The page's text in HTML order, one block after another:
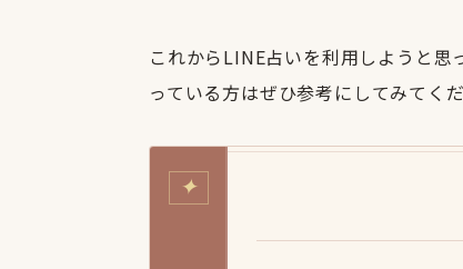
これからLINE占いを利用しようと
っている方はぜひ参考にしてみてくだ
✦